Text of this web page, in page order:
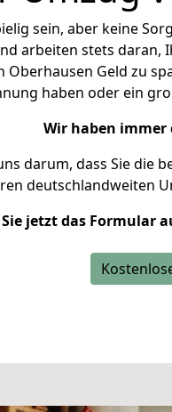
sein, aber keine
arbeiten stets daran,
Geld zu
haben oder ein
Wir haben immer
darum, dass Sie die
deutschlandweiten
jetzt das Formular